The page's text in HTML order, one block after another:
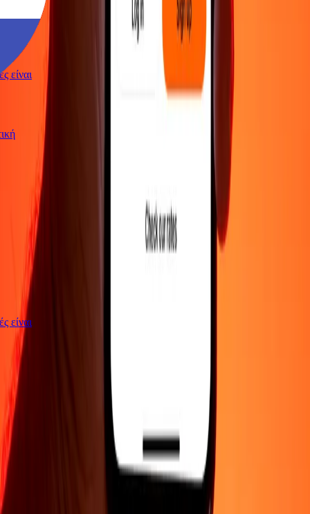
είναι
είναι
ΕΤΑΙΡΕΙΑ
Σχετικά με εμάς
Θέσεις εργασίαςΑσφάλεια
πράκτορας
ΥΠΟΣΤΗΡΙΞΗ
Πολιτική απορρήτου
Ειδοποίηση για cookiesΌροι και
Κέντρο βοήθειας